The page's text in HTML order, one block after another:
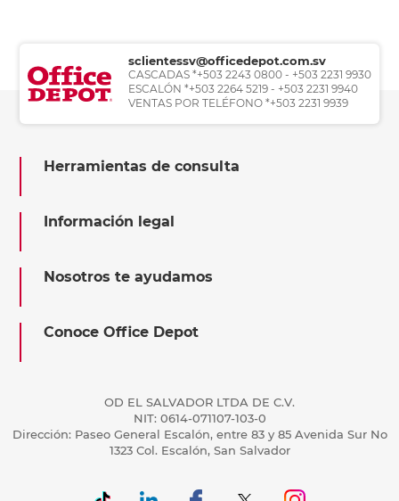
sclientessv@officedepot.com.sv
CASCADAS *+503 2243 0800 - +503 2231 9930
ESCALÓN *+503 2264 5219 - +503 2231 9940
VENTAS POR TELÉFONO *+503 2231 9939
Herramientas de consulta
Información legal
Nosotros te ayudamos
Conoce Office Depot
OD EL SALVADOR LTDA DE C.V.
NIT: 0614-071107-103-0
Dirección: Paseo General Escalón, entre 83 y 85 Avenida Sur No
1323 Col. Escalón, San Salvador